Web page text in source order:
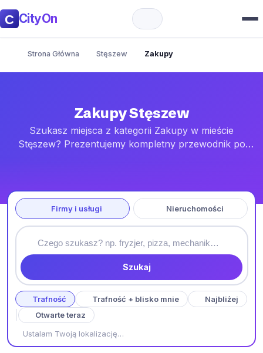
CityOn
Strona Główna Stęszew Zakupy
Zakupy Stęszew
Szukasz miejsca z kategorii Zakupy w mieście
Stęszew? Prezentujemy kompletny przewodnik po
na bieżąco aktualizowane, byś mógł łatwo dotrzeć do
wybranego miejsca.
Firmy i usługi Nieruchomości
Szukaj
Trafność Trafność + blisko mnie
Najbliżej
Otwarte teraz
Ustalam Twoją lokalizację…